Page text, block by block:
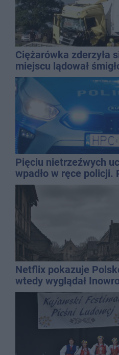
Ciężarówka zderzyła
miejscu lądował
Pięciu nietrzeźwych
wpadło w ręce policji.
promila
Netflix pokazuje
wtedy wyglądał